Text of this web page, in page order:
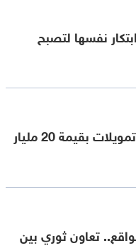
نفسها لتصبح
إكس أيه.آي تجمع تمويلات بقيمة 20 مليار
تعاون ثوري بين